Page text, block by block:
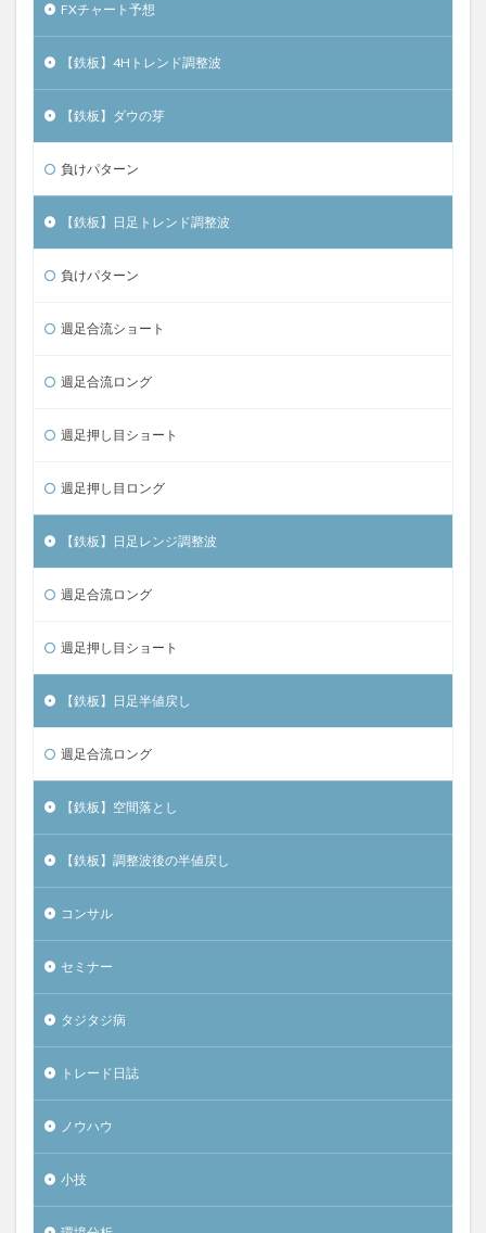
FXチャート予想
【鉄板】4Hトレンド調整波
【鉄板】ダウの芽
負けパターン
【鉄板】日足トレンド調整波
負けパターン
週足合流ショート
週足合流ロング
週足押し目ショート
週足押し目ロング
【鉄板】日足レンジ調整波
週足合流ロング
週足押し目ショート
【鉄板】日足半値戻し
週足合流ロング
【鉄板】空間落とし
【鉄板】調整波後の半値戻し
コンサル
セミナー
タジタジ病
トレード日誌
ノウハウ
小技